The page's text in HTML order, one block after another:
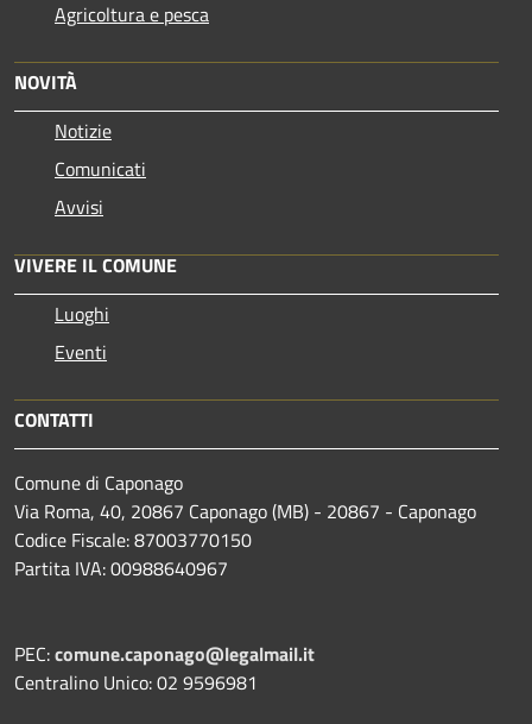
Agricoltura e pesca
NOVITÀ
Notizie
Comunicati
Avvisi
VIVERE IL COMUNE
Luoghi
Eventi
CONTATTI
Comune di Caponago
Via Roma, 40, 20867 Caponago (MB) - 20867 - Caponago
Codice Fiscale: 87003770150
Partita IVA: 00988640967
PEC:comune.caponago@legalmail.it
Centralino Unico: 02 9596981